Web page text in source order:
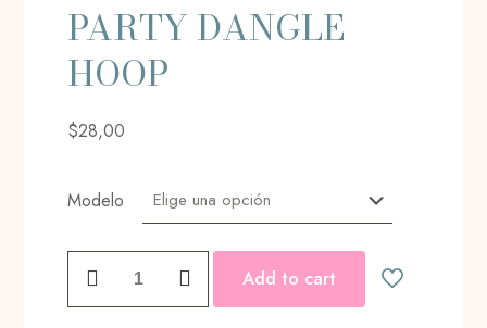
PARTY DANGLE
HOOP
$28,00
Modelo
DANGLE
HOOP
Add to cart